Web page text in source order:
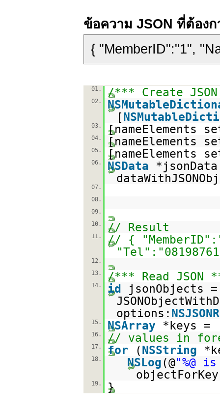
ข้อความ JSON ที่ต้องก
{ "MemberID":"1",
01. /*** Create
02.
[
03. [nameElements
04. [nameElements
05. [nameElements
06. NSData
07.
08.
09.
10.
// Result
11.
// {
12.
13.
/*** Read JSON
14. id
jsonObjects
options:
15. NSArray *keys =
16. // values in
17. for (NSString
18. NSLog(@"%@ is
19. }